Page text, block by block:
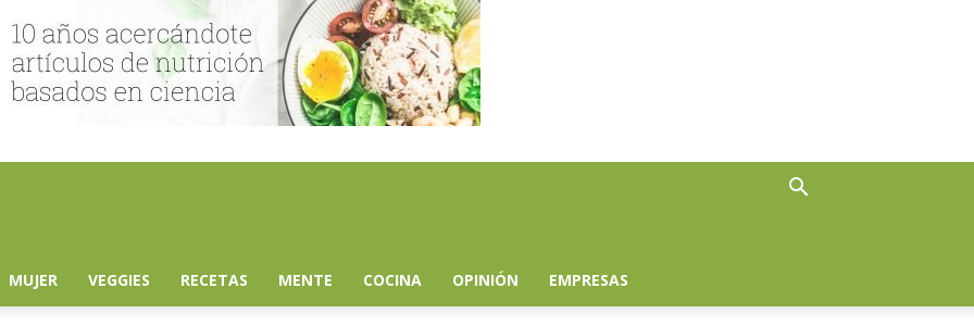
MUJER VEGGIES RECETAS MENTE COCINA OPINIÓN EMPRESAS